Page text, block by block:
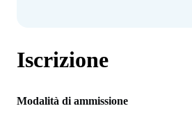
Iscrizione
Modalità di ammissione